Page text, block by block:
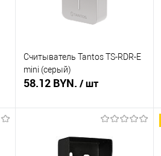
Считыватель Tantos TS-RDR-E
mini (серый)
58.12 BYN. / шт